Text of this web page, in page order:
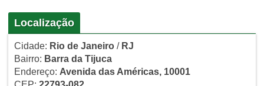
Localização
Cidade: Rio de Janeiro/ RJ
Bairro: Barra da Tijuca
Endereço: Avenida das Américas, 10001